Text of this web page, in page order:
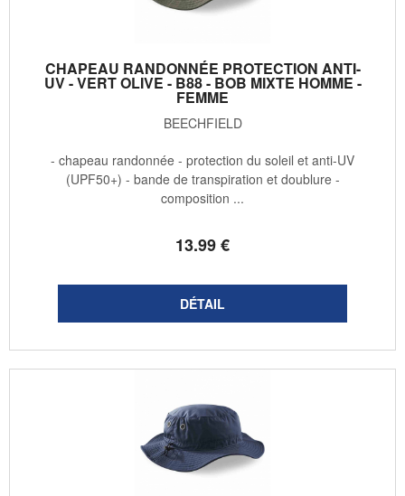
CHAPEAU RANDONNÉE PROTECTION ANTI-
UV - VERT OLIVE - B88 - BOB MIXTE HOMME -
FEMME
BEECHFIELD
13.99€
- chapeau randonnée - protection du soleil et anti-UV
(UPF50+) - bande de transpiration et doublure -
composition ...